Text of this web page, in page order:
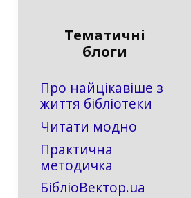
Тематичні
блоги
Про найцікавіше з
життя бібліотеки
Читати модно
Практична
методичка
БібліоВектор.ua